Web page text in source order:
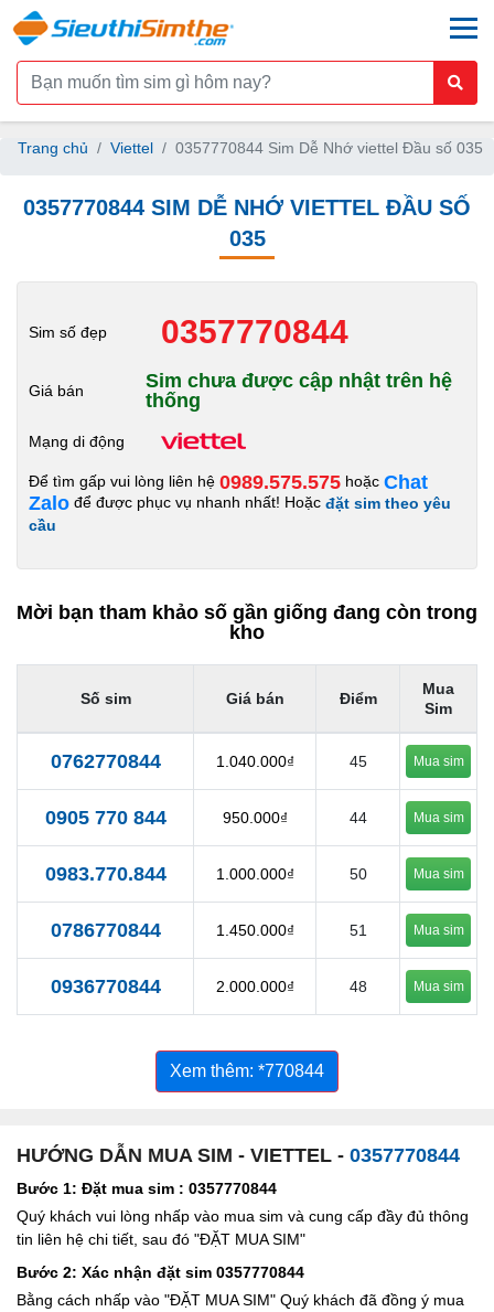
Trang chủ Viettel 0357770844 Sim Dễ Nhớ viettel Đầu số 035
0357770844 SIM DỄ NHỚ VIETTEL ĐẦU SỐ
035
Sim số đẹp 0357770844
Giá bán
Sim chưa được cập nhật trên hệ
thống
Mạng di động
Để tìm gấp vui lòng liên hệ 0989.575.575 hoặc Chat
Zalo để được phục vụ nhanh nhất! Hoặc đặt sim theo yêu
cầu
Mời bạn tham khảo số gần giống đang còn trong
kho
Số sim Giá bán Điểm
Mua
Sim
0762770844 1.040.000₫ 45 Mua sim
0905 770 844 950.000₫ 44 Mua sim
0983.770.844 1.000.000₫ 50 Mua sim
0786770844 1.450.000₫ 51 Mua sim
0936770844 2.000.000₫ 48 Mua sim
Xem thêm: *770844
HƯỚNG DẪN MUA SIM - VIETTEL - 0357770844
Bước 1: Đặt mua sim : 0357770844
Quý khách vui lòng nhấp vào mua sim và cung cấp đầy đủ thông
tin liên hệ chi tiết, sau đó "ĐẶT MUA SIM"
Bước 2: Xác nhận đặt sim 0357770844
Bằng cách nhấp vào "ĐẶT MUA SIM" Quý khách đã đồng ý mua